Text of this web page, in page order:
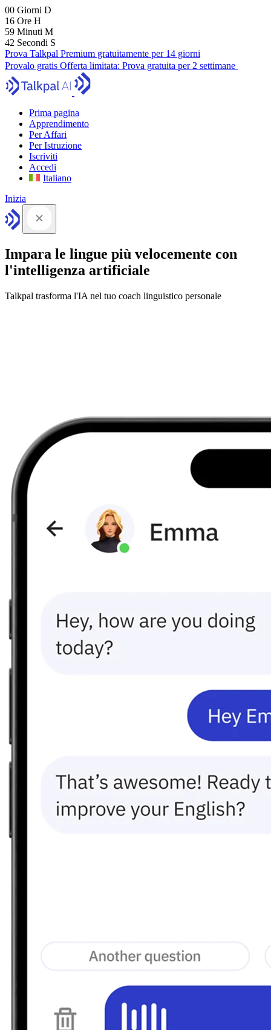
00 Giorni D
16 Ore H
59 Minuti M
41 Secondi S
Prova Talkpal Premium gratuitamente per 14 giorni
Provalo gratis Offerta limitata: Prova gratuita per 2 settimane
Prima pagina
Apprendimento
Per Affari
Per Istruzione
Iscriviti
Accedi
Italiano
Inizia
Impara le lingue più velocemente con
l'intelligenza artificiale
Talkpal trasforma l'IA nel tuo coach linguistico personale